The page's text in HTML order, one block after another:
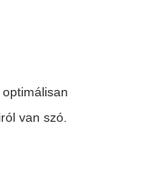
van szó.